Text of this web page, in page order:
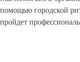
помощью городской
пройдет